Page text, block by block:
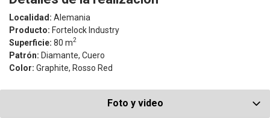
Localidad: Alemania
Producto: Fortelock Industry
Superficie: 80 m2
Patrón: Diamante, Cuero
Color: Graphite, Rosso Red
Foto y video